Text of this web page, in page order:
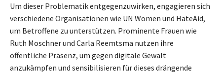
Um dieser Problematik entgegenzuwirken, engagieren sich
verschiedene Organisationen wie UN Women und HateAid,
um Betroffene zu unterstützen. Prominente Frauen wie
Ruth Moschner und Carla Reemtsma nutzen ihre
öffentliche Präsenz, um gegen digitale Gewalt
anzukämpfen und sensibilisieren für dieses drängende